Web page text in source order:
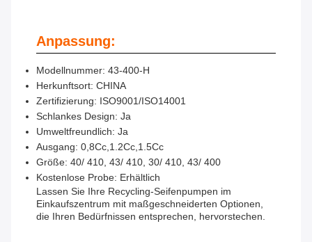
Anpassung:
Modellnummer: 43-400-H
Herkunftsort: CHINA
Zertifizierung: ISO9001/ISO14001
Schlankes Design: Ja
Umweltfreundlich: Ja
Ausgang: 0,8Cc,1.2Cc,1.5Cc
Größe: 40/ 410, 43/ 410, 30/ 410, 43/ 400
Kostenlose Probe: Erhältlich
Lassen Sie Ihre Recycling-Seifenpumpen im
Einkaufszentrum mit maßgeschneiderten Optionen,
die Ihren Bedürfnissen entsprechen, hervorstechen.